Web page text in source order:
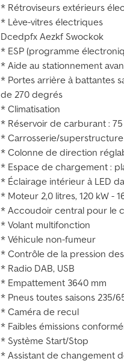
* Rétroviseurs extérieurs
* Lève-vitres électriques
Dcedpfx Aezkf Swockok
* ESP (programme
* Aide au stationnement
* Portes arrière à battantes
de 270 degrés
* Climatisation
* Réservoir de carburant :
* Carrosserie/
* Colonne de direction
* Espace de chargement :
* Éclairage intérieur à LED
* Moteur 2,0 litres, 120 kW -
* Accoudoir central pour le
* Volant multifonction
* Véhicule non-fumeur
* Contrôle de la pression
* Radio DAB, USB
* Empattement 3640 mm
* Pneus toutes saisons 235/
* Caméra de recul
* Faibles émissions
* Système Start/Stop
* Assistant de changement